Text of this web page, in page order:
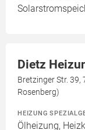
Dietz
Bretzinger Str.
Rosenberg)
HEIZUNG
Ölheizung,